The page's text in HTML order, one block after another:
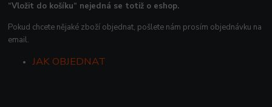
“Vložit do košíku“ nejedná se totiž o eshop.
Pokud chcete nějaké zboží objednat, pošlete nám prosím objednávku na
email.
JAK OBJEDNAT